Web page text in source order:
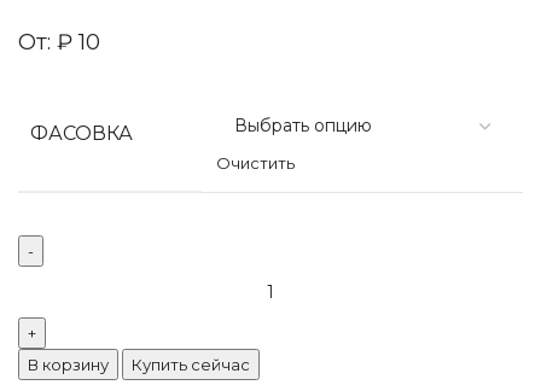
От: ₽10
ФАСОВКА
Очистить
В корзину Купить сейчас